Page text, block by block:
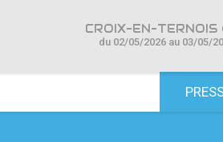
CROIX-EN-TERNOIS
du 02/05/2026 au 03/05/